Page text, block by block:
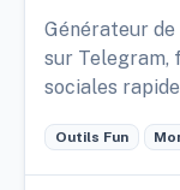
Générateur
sur Telegram,
sociales
Outils Fun